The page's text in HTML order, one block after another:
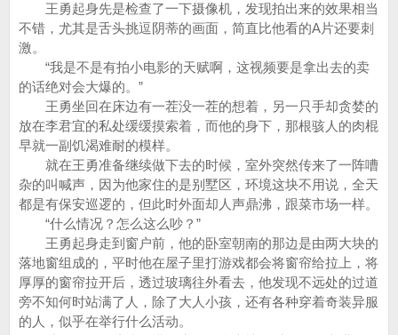
王勇起身先是检查了一下摄像机，发现拍出来的效果相当
不错，尤其是舌头挑逗阴蒂的画面，简直比他看的A片还要刺
激。
“我是不是有拍小电影的天赋啊，这视频要是拿出去的卖
的话绝对会大爆的。”
王勇坐回在床边有一茬没一茬的想着，另一只手却贪婪的
放在李君宜的私处缓缓摸索着，而他的身下，那根骇人的肉棍
早就一副饥渴难耐的模样。
就在王勇准备继续做下去的时候，室外突然传来了一阵嘈
杂的叫喊声，因为他家住的是别墅区，环境这块不用说，全天
都是有保安巡逻的，但此时外面却人声鼎沸，跟菜市场一样。
“什么情况？怎么这么吵？”
王勇起身走到窗户前，他的卧室朝南的那边是由两大块的
落地窗组成的，平时他在屋子里打游戏都会将窗帘给拉上，将
厚厚的窗帘拉开后，透过玻璃往外看去，他发现不远处的过道
旁不知何时站满了人，除了大人小孩，还有各种穿着奇装异服
的人，似乎在举行什么活动。